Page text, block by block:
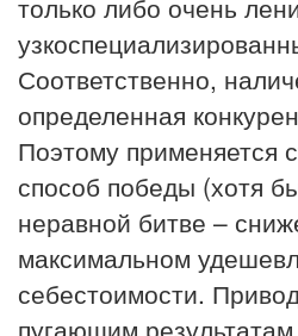
Соответственно,
определенная
Поэтому применяется
способ победы (хотя
неравной битве –
максимальном
себестоимости.
пугающим